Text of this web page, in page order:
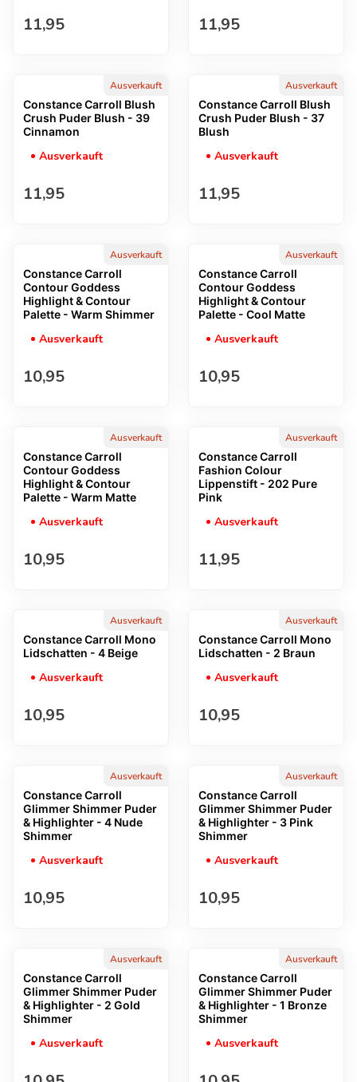
Regulärer Preis
11,95 Regulärer Preis
11,95
Ausverkauft
Constance Carroll Blush
Crush Puder Blush - 39
Cinnamon
Ausverkauft
Regulärer Preis
11,95
Ausverkauft
Constance Carroll Blush
Crush Puder Blush - 37
Blush
Ausverkauft
Regulärer Preis
11,95
Ausverkauft
Constance Carroll
Contour Goddess
Highlight & Contour
Palette - Warm Shimmer
Ausverkauft
Regulärer Preis
10,95
Ausverkauft
Constance Carroll
Contour Goddess
Highlight & Contour
Palette - Cool Matte
Ausverkauft
Regulärer Preis
10,95
Ausverkauft
Constance Carroll
Contour Goddess
Highlight & Contour
Palette - Warm Matte
Ausverkauft
Regulärer Preis
10,95
Ausverkauft
Constance Carroll
Fashion Colour
Lippenstift - 202 Pure
Pink
Ausverkauft
Regulärer Preis
11,95
Ausverkauft
Constance Carroll Mono
Lidschatten - 4 Beige
Ausverkauft
Regulärer Preis
10,95
Ausverkauft
Constance Carroll Mono
Lidschatten - 2 Braun
Ausverkauft
Regulärer Preis
10,95
Ausverkauft
Constance Carroll
Glimmer Shimmer Puder
& Highlighter - 4 Nude
Shimmer
Ausverkauft
Regulärer Preis
10,95
Ausverkauft
Constance Carroll
Glimmer Shimmer Puder
& Highlighter - 3 Pink
Shimmer
Ausverkauft
Regulärer Preis
10,95
Ausverkauft
Constance Carroll
Glimmer Shimmer Puder
& Highlighter - 2 Gold
Shimmer
Ausverkauft
Ausverkauft
Constance Carroll
Glimmer Shimmer Puder
& Highlighter - 1 Bronze
Shimmer
Ausverkauft